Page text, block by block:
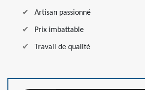
Artisan passionné
Prix imbattable
Travail de qualité